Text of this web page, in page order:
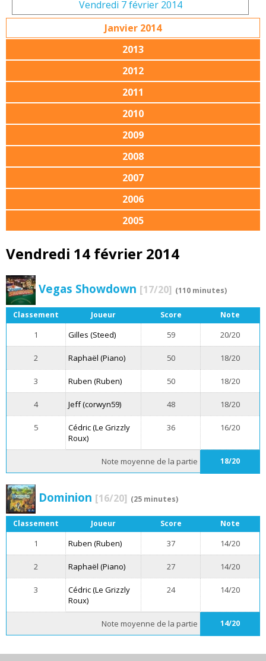
Vendredi 7 février 2014
Janvier 2014
2013
2012
2011
2010
2009
2008
2007
2006
2005
Vendredi 14 février 2014
Vegas Showdown [17/20] (110 minutes)
Classement Joueur Score Note
1 Gilles (Steed) 59 20/20
2 Raphaël (Piano) 50 18/20
3 Ruben (Ruben) 50 18/20
4 Jeff (corwyn59) 48 18/20
5
Cédric (Le Grizzly
Roux)
36 16/20
Note moyenne de la partie 18/20
Dominion [16/20] (25 minutes)
Classement Joueur Score Note
1 Ruben (Ruben) 37 14/20
2 Raphaël (Piano) 27 14/20
3
Cédric (Le Grizzly
Roux)
24 14/20
Note moyenne de la partie 14/20